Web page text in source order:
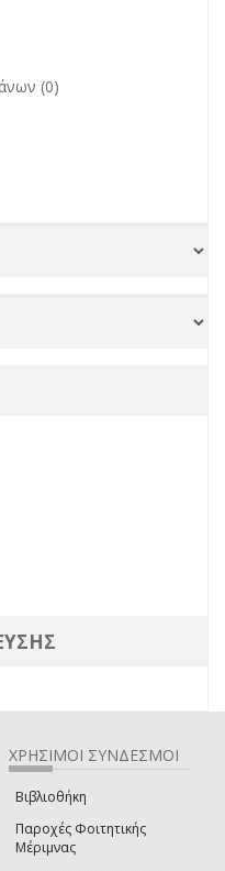
(0)
ΧΡΗΣΙΜΟΙ ΣΥΝΔΕΣΜΟΙ
Βιβλιοθήκη
Παροχές Φοιτητικής
Μέριμνας